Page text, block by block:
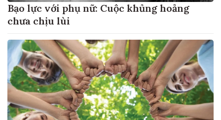
Bạo lực với phụ nữ: Cuộc khủng hoảng
chưa chịu lùi